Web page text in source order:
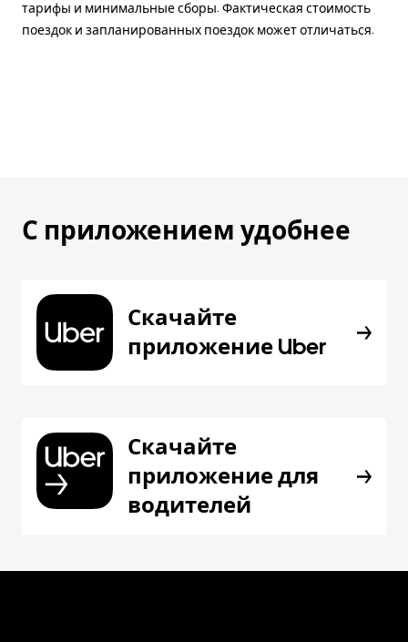
тарифы и минимальные сборы. Фактическая стоимость
поездок и запланированных поездок может отличаться.
С приложением удобнее
Скачайте
приложение Uber
Скачайте
приложение для
водителей